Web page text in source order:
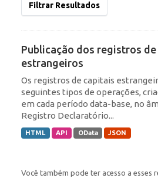
Filtrar Resultados
Publicação dos registros
estrangeiros
Os registros de capitais
seguintes tipos de operações,
em cada período data-base, no
Registro Declaratório...
HTML API OData JSON
Você também pode ter acesso a esses